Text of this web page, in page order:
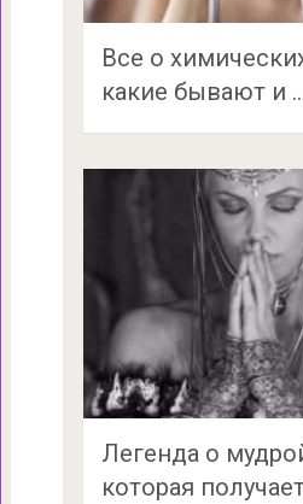
Все о
какие бывают и
Легенда о
которая